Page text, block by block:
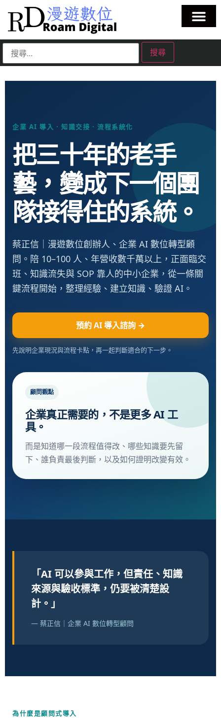
企業 AI 導入 · 知識交接 · 流程系統化
把三十年的老手
藝，變成下一個團
隊接得住的系統。
蔡正信｜漫遊數位創辦人、企業 AI 數位轉型顧
問。陪 10–100 人、年營收數千萬以上，正面臨交
班、知識流失與 SOP 靠人的中小企業，從一條關
鍵流程開始，整理經驗、建立知識、驗證 AI。
預約 AI 導入諮詢 →
先說明企業現況與流程卡點，再一起判斷適合的下一步。
顧問觀點
企業真正需要的，不是更多 AI 工
具。
而是知道哪一段流程值得改、哪些知識要先留
下、誰負責最後判斷，以及如何證明改變有效。
「AI 可以參與工作，但責任、知識
來源與驗收標準，仍要被清楚設
計。」
— 蔡正信｜企業 AI 數位轉型顧問
為什麼是顧問式導入